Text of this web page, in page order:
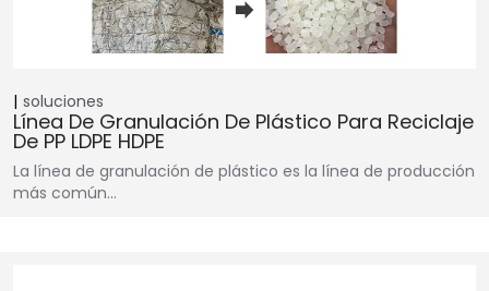
soluciones
Línea De Granulación De Plástico Para Reciclaje
De PP LDPE HDPE
La línea de granulación de plástico es la línea de producción
más común...